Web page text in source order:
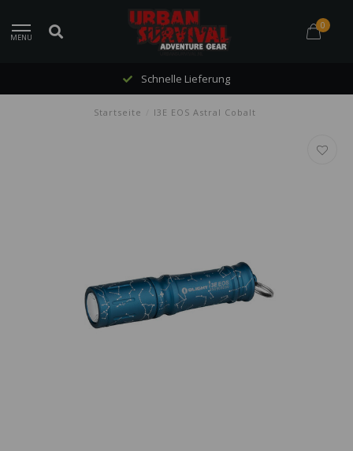
MENU
0
Schnelle Lieferung
Startseite I3E EOS Astral Cobalt